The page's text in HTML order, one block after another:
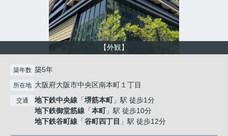
【外観】
築年数 築5年
所在地 大阪府大阪市中央区南本町１丁目
交通 地下鉄中央線 「堺筋本町」駅 徒歩1分
地下鉄御堂筋線 「本町」駅 徒歩10分
地下鉄谷町線 「谷町四丁目 」駅 徒歩12分